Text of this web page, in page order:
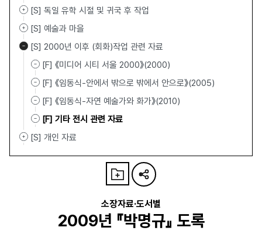
[S] 독일 유학 시절 및 귀국 후 작업
[S] 예술과 마을
[S] 2000년 이후 (회화)작업 관련 자료
[F] 《미디어 시티 서울 2000》(2000)
[F] 《임동식-안에서 밖으로 밖에서 안으로》(2005)
[F] 《임동식-자연 예술가와 화가》(2010)
[F] 기타 전시 관련 자료
[S] 개인 자료
소장자료·도서별
2009년 『박명규』 도록